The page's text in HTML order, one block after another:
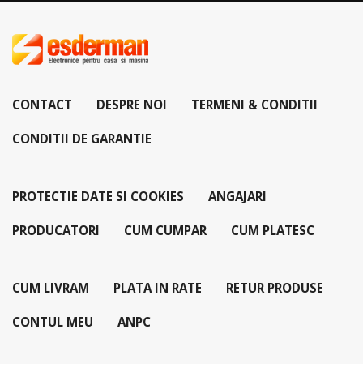
CONTACT DESPRE NOI TERMENI & CONDITII
CONDITII DE GARANTIE
PROTECTIE DATE SI COOKIES ANGAJARI
PRODUCATORI CUM CUMPAR CUM PLATESC
CUM LIVRAM PLATA IN RATE RETUR PRODUSE
CONTUL MEU ANPC